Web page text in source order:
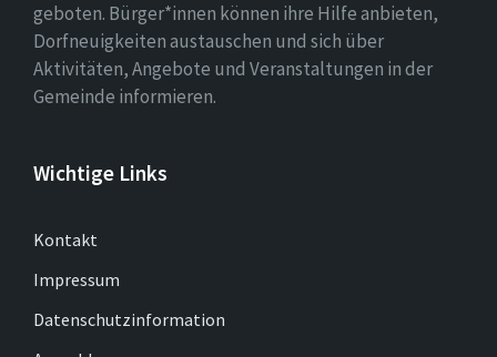
geboten. Bürger*innen können ihre Hilfe anbieten,
Dorfneuigkeiten austauschen und sich über
Aktivitäten, Angebote und Veranstaltungen in der
Gemeinde informieren.
Wichtige Links
Kontakt
Impressum
Datenschutzinformation